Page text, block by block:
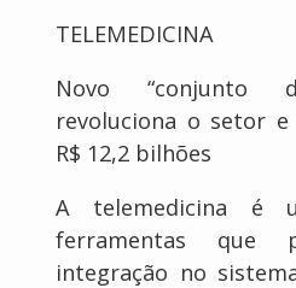
TELEMEDICINA
Novo “conjunto
revoluciona o setor
R$ 12,2 bilhões
A telemedicina é
ferramentas que
integração no